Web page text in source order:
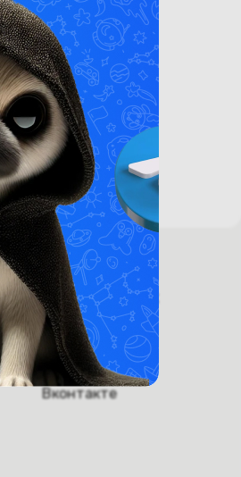
Мы в соцсетях
Инстаграм
Телеграм
Вконтакте